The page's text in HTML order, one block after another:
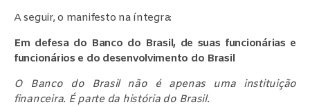
A seguir, o manifesto na íntegra:
Em defesa do Banco do Brasil, de suas funcionárias e
funcionários e do desenvolvimento do Brasil
O Banco do Brasil não é apenas uma instituição
financeira. É parte da história do Brasil.